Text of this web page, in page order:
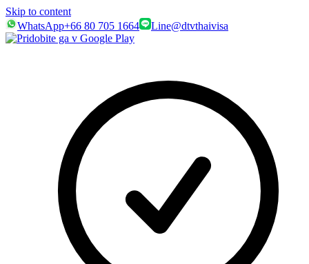
Skip to content
WhatsApp+66 80 705 1664 Line@dtvthaivisa